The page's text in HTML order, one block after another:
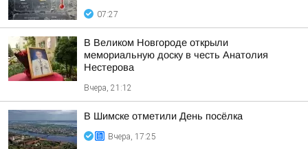
07:27
В Великом Новгороде открыли
мемориальную доску в честь Анатолия
Нестерова
Вчера, 21:12
В Шимске отметили День посёлка
Вчера, 17:25